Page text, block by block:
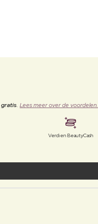
gratis. Lees meer over de voordelen.
Verdien BeautyCash